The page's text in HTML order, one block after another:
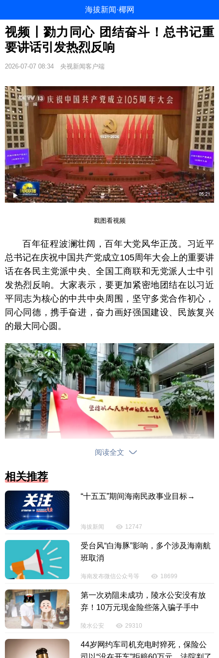
海拔新闻·椰网
视频丨勠力同心 团结奋斗！总书记重
要讲话引发热烈反响
2026-07-07 08:34 央视新闻客户端
戳图看视频
百年征程波澜壮阔，百年大党风华正茂。习近平
总书记在庆祝中国共产党成立105周年大会上的重要讲
话在各民主党派中央、全国工商联和无党派人士中引
发热烈反响。大家表示，要更加紧密地团结在以习近
平同志为核心的中共中央周围，坚守多党合作初心，
同心同德，携手奋进，奋力画好强国建设、民族复兴
的最大同心圆。
习近平总书记在讲话中深情回顾中国共产党走过
的光辉历程，精辟概括中国共产党始终坚守为中国人
民谋幸福、为中华民族谋复兴的初心使命创造的伟大
成就。大家表示，总书记的系统回顾和对历史经验的
全面总结，深刻印证了中国共产党领导是历史的选
择、人民的选择。
阅读全文
相关推荐
“十五五”期间海南民政事业目标→
海拔新闻 12747
受台风“白海豚”影响，多个涉及海南航
班取消
海南发布微信公众号等 18699
第一次劝阻未成功，陵水公安没有放
弃！10万元现金险些落入骗子手中
陵水公安 29310
44岁网约车司机充电时猝死，保险公